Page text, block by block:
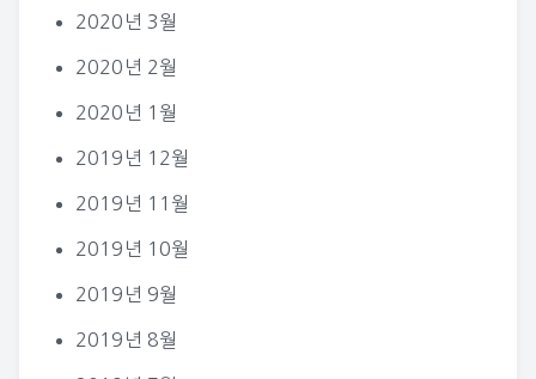
2020년 3월
2020년 2월
2020년 1월
2019년 12월
2019년 11월
2019년 10월
2019년 9월
2019년 8월